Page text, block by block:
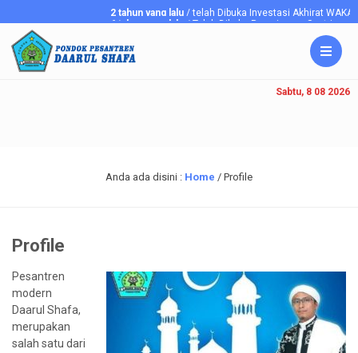
2 tahun yang lalu / telah Dibuka Investasi Akhirat WAKAF
6 tahun yang lalu/ Telah Dibuka Penerimaan Santriawan/i
Sabtu, 8 08 2026
Anda ada disini : Home / Profile
Profile
Pesantren
modern
Daarul Shafa,
merupakan
salah satu dari